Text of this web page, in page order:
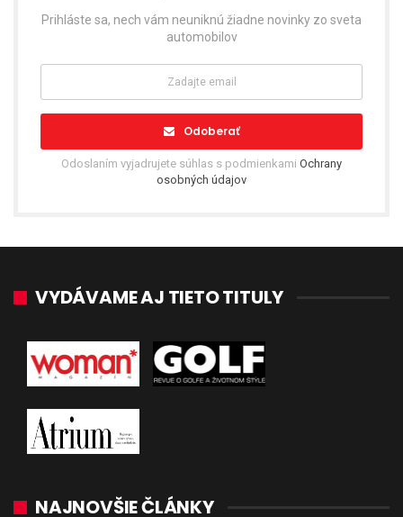
Prihláste sa, nech vám neuniknú žiadne novinky zo sveta
automobilov
Odoberať
Odoslaním vyjadrujete súhlas s podmienkami Ochrany
osobných údajov
VYDÁVAME AJ TIETO TITULY
NAJNOVŠIE ČLÁNKY